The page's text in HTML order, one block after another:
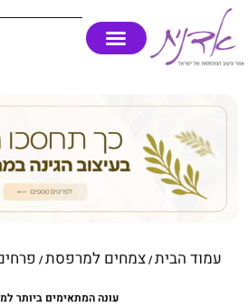
עמוד הבית/צמחים למרפסת/
עונה המתאימים ביותר